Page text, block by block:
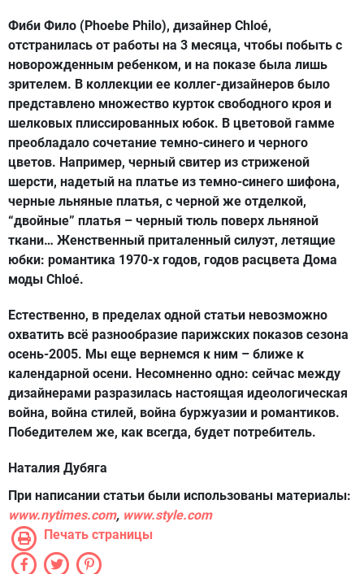
Фиби Фило (Phoebe Philo), дизайнер Chloé,
отстранилась от работы на 3 месяца, чтобы побыть с
новорожденным ребенком, и на показе была лишь
зрителем. В коллекции ее коллег-дизайнеров было
представлено множество курток свободного кроя и
шелковых плиссированных юбок. В цветовой гамме
преобладало сочетание темно-синего и черного
цветов. Например, черный свитер из стриженой
шерсти, надетый на платье из темно-синего шифона,
черные льняные платья, с черной же отделкой,
“двойные” платья – черный тюль поверх льняной
ткани… Женственный приталенный силуэт, летящие
юбки: романтика 1970-х годов, годов расцвета Дома
моды Chloé.
Естественно, в пределах одной статьи невозможно
охватить всё разнообразие парижских показов сезона
осень-2005. Мы еще вернемся к ним – ближе к
календарной осени. Несомненно одно: сейчас между
дизайнерами разразилась настоящая идеологическая
война, война стилей, война буржуазии и романтиков.
Победителем же, как всегда, будет потребитель.
Наталия Дубяга
При написании статьи были использованы материалы:
www.nytimes.com, www.style.com
Печать страницы